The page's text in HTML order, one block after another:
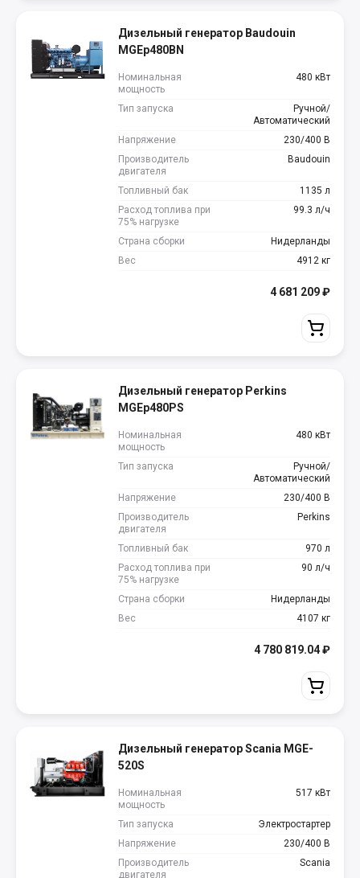
Дизельный генератор Baudouin
MGEp480BN
Номинальная
мощность
480 кВт
Тип запуска
Ручной/
Автоматический
Напряжение
230/400 В
Производитель
двигателя
Baudouin
Топливный бак
1135 л
Расход топлива при
75% нагрузке
99.3 л/ч
Страна сборки
Нидерланды
Вес
4912 кг
4 681 209₽
Дизельный генератор Perkins
MGEp480PS
Номинальная
мощность
480 кВт
Тип запуска
Ручной/
Автоматический
Напряжение
230/400 В
Производитель
двигателя
Perkins
Топливный бак
970 л
Расход топлива при
75% нагрузке
90 л/ч
Страна сборки
Нидерланды
Вес
4107 кг
4 780 819.04₽
Дизельный генератор Scania MGE-
520S
Номинальная
мощность
517 кВт
Тип запуска
Электростартер
Напряжение
230/400 В
Производитель
двигателя
Scania